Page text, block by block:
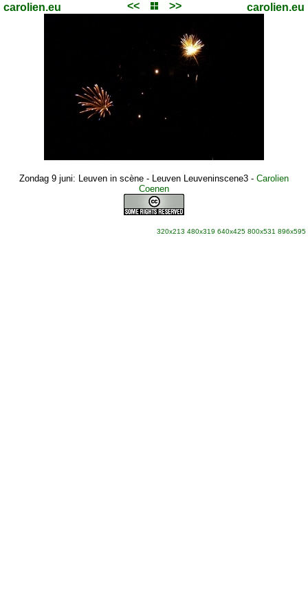
carolien.eu << >> carolien.eu
Zondag 9 juni: Leuven in scène - Leuven Leuveninscene3 - Carolien
Coenen
320x213 480x319 640x425 800x531 896x595